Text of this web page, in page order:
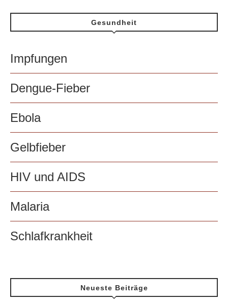
Gesundheit
Impfungen
Dengue-Fieber
Ebola
Gelbfieber
HIV und AIDS
Malaria
Schlafkrankheit
Neueste Beiträge